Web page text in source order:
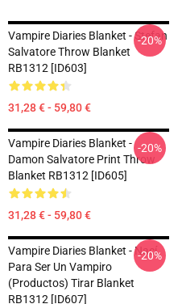
Vampire Diaries Blanket - Stefan
Salvatore Throw Blanket
RB1312 [ID603]
31,28 € - 59,80 €
-20%
Vampire Diaries Blanket -
Damon Salvatore Print Throw
Blanket RB1312 [ID605]
31,28 € - 59,80 €
-20%
Vampire Diaries Blanket - Nací
Para Ser Un Vampiro
(productos) Tirar Blanket
RB1312 [ID607]
-20%